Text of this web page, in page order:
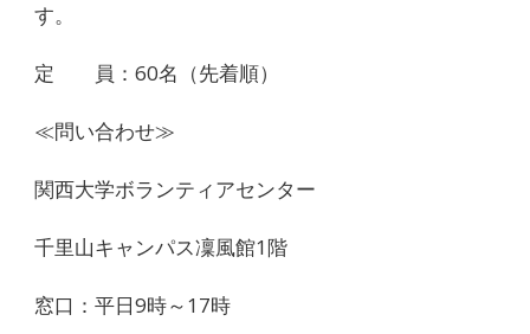
す。
定 員： 60名（先着順）
≪問い合わせ≫
関西大学ボランティアセンター
千里山キャンパス凜風館1階
窓口：平日9時～17時